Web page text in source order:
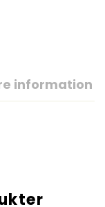
information